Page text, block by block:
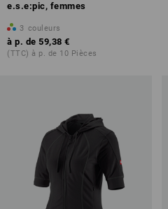
e.s.e:pic, femmes
3 couleurs
à p. de 59,38 €
(TTC) à p. de 10 Pièces